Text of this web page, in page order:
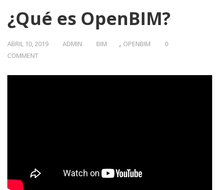
¿Qué es OpenBIM?
ABRIL 10, 2019 ADMIN BIM , OPENBIM
0
COMMENT